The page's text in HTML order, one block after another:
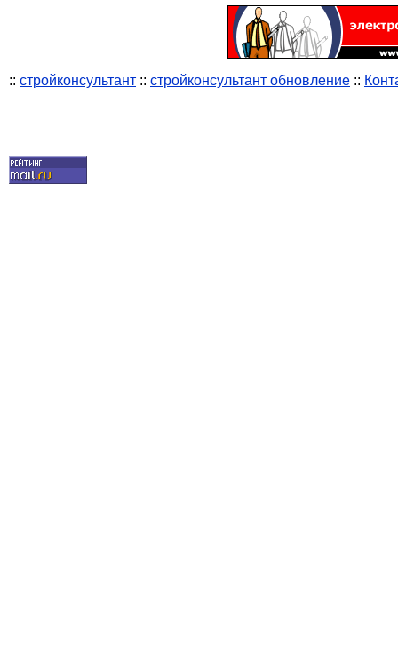
:: стройконсультант :: стройконсультант обновление ::